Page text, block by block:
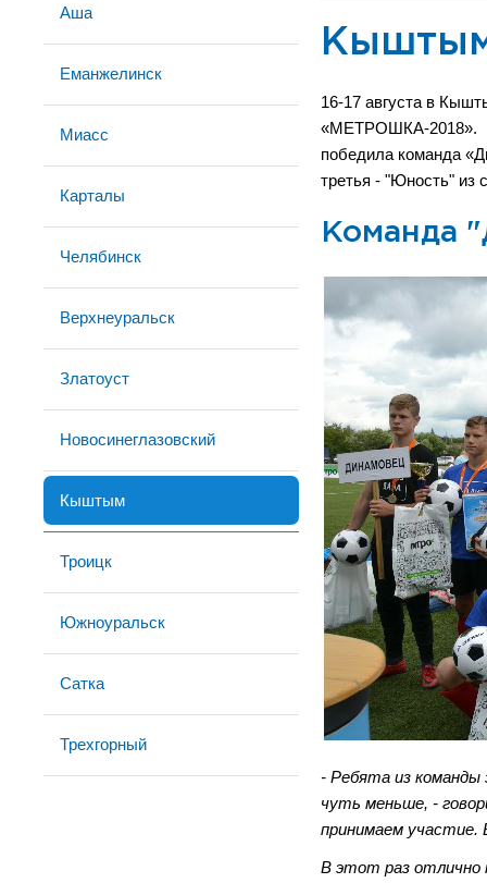
Аша
Еманжелинск
Миасс
Карталы
Челябинск
Верхнеуральск
Златоуст
Новосинеглазовский
Кыштым
Троицк
Южноуральск
Сатка
Трехгорный
16-17 августа в
«МЕТРОШКА-2018».
победила команда
третья - "Юность" из
Команда
- Ребята из
чуть меньше, -
принимаем участие.
В этот раз отлично